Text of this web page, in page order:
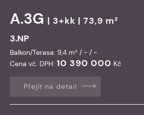
A.3G | 3+kk | 73,9 m²
3.NP
Balkon/Terasa: 9,4 m² / - / -
Cena vč. DPH: 10 390 000 Kč
Přejít na detail